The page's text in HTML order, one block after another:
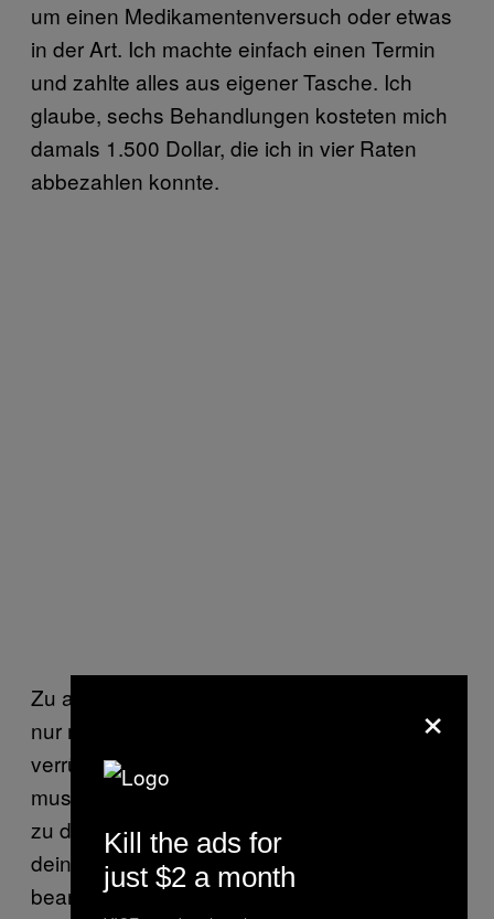
um einen Medikamentenversuch oder etwas
in der Art. Ich machte einfach einen Termin
und zahlte alles aus eigener Tasche. Ich
glaube, sechs Behandlungen kosteten mich
damals 1.500 Dollar, die ich in vier Raten
abbezahlen konnte.
Zu allererst unterhalten sie sich dort einfach
nur mit dir, um sicherzugehen, dass du nicht
verrückt oder irgendwas in der Art bist. Du
musst dann an einem Computer 300 Fragen
zu deiner Stimmung, deiner Verfassung
deinem Behandlungsstand und so weiter
beantworten, um herauszufinden, ob die
×
Kill the ads for
just $2 a month